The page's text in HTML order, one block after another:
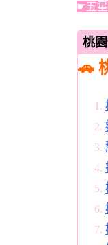
☛五
桃
🚗